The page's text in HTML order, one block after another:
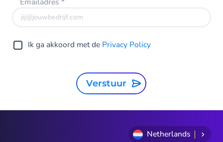
Ik ga akkoord met de Privacy Policy
Verstuur
Netherlands